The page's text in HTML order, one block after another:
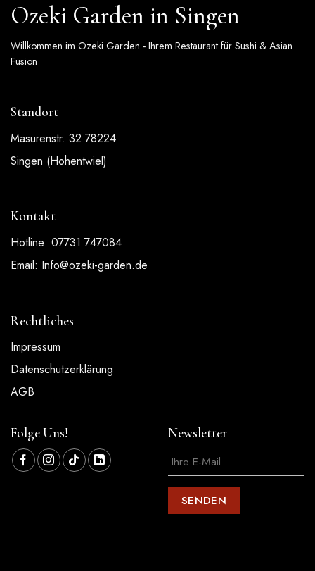
Ozeki Garden in Singen
Willkommen im Ozeki Garden - Ihrem Restaurant für Sushi & Asian
Fusion
Standort
Masurenstr. 32 78224
Singen (Hohentwiel)
Kontakt
Hotline: 07731 747084
Email: Info@ozeki-garden.de
Rechtliches
Impressum
Datenschutzerklärung
AGB
Folge Uns! Newsletter